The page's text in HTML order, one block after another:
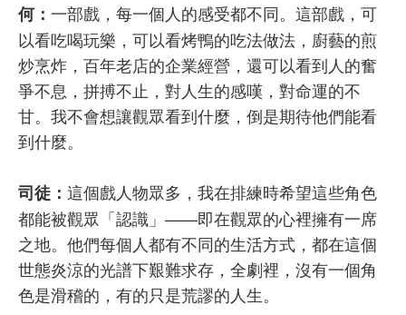
何： 一部戲，每一個人的感受都不同。這部戲，可
以看吃喝玩樂，可以看烤鴨的吃法做法，廚藝的煎
炒烹炸，百年老店的企業經營，還可以看到人的奮
爭不息，拼搏不止，對人生的感嘆，對命運的不
甘。我不會想讓觀眾看到什麼，倒是期待他們能看
到什麼。
司徒： 這個戲人物眾多，我在排練時希望這些角色
都能被觀眾「認識」——即在觀眾的心裡擁有一席
之地。他們每個人都有不同的生活方式，都在這個
世態炎涼的光譜下艱難求存，全劇裡，沒有一個角
色是滑稽的，有的只是荒謬的人生。